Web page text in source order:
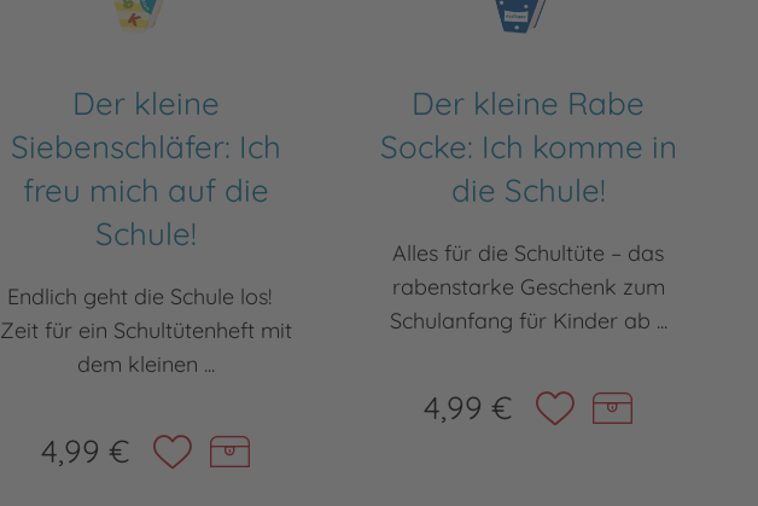
Der kleine
Siebenschläfer: Ich
freu mich auf die
Schule!
Endlich geht die Schule los!
Zeit für ein Schultütenheft mit
dem kleinen ...
4,99 €
Der kleine Rabe
Socke: Ich komme in
die Schule!
Alles für die Schultüte – das
rabenstarke Geschenk zum
Schulanfang für Kinder ab ...
4,99 €